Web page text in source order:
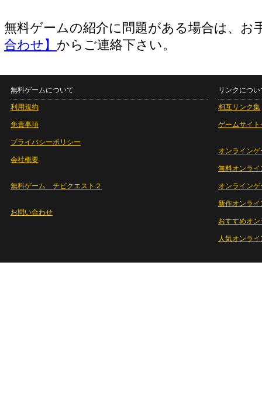
無料ゲームの紹介に問題がある場合は、お
合わせ】 からご連絡下さい。
無料ゲームについて
利用規約
免責事項
プライバシーポリシー
会社概要
無料ゲーム チビクエスト２
お問い合わせ
リンクについ
相互リンク集
ゲームサイト
オンラインゲ
無料オンライ
オンライン
新作オンライ
おすすめオ
人気オンラ